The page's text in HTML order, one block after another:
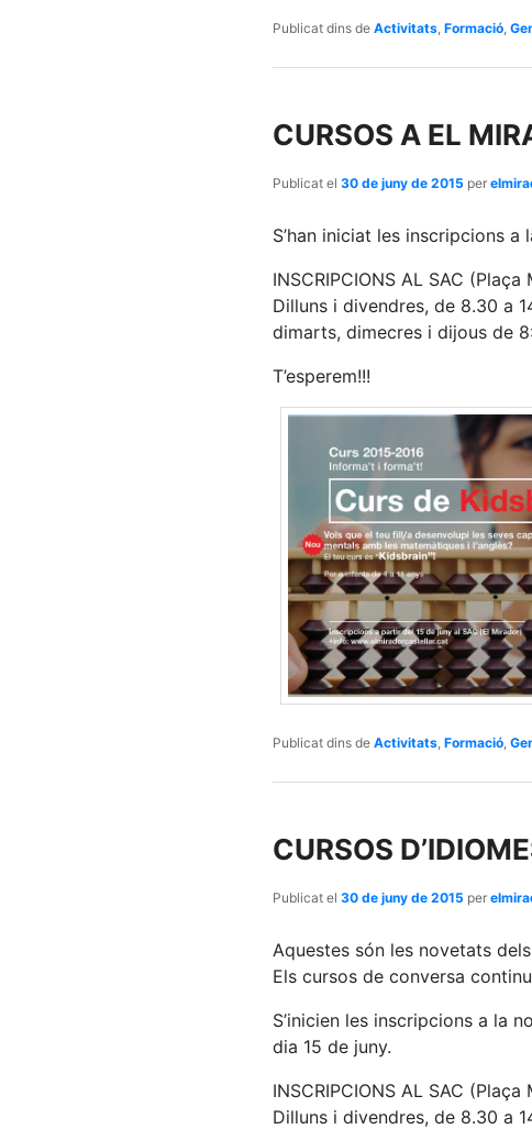
Publicat dins de Activitats, Formació,
CURSOS A EL
Publicat el 30 de juny de 2015 per
S’han iniciat les inscripcions
INSCRIPCIONS AL SAC
Dilluns i divendres, de 8.30 a
dimarts, dimecres i dijous de
T’esperem!!!
Publicat dins de Activitats Formació
CURSOS
Publicat el 30 de juny de 2015 per
Aquestes són les novetats
Els cursos de conversa
S’inicien les inscripcions a la
dia 15 de juny.
INSCRIPCIONS AL SAC
Dilluns i divendres, de 8.30 a